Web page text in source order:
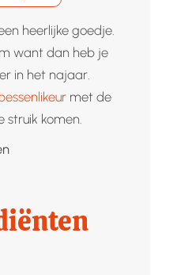
heerlijke goedje.
want dan heb je
in het najaar.
met de
struik komen.